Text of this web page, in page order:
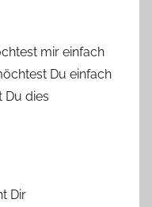
mir einfach
Du einfach
Du dies
Dir